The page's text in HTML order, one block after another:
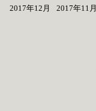
2017年12月
2017年11月